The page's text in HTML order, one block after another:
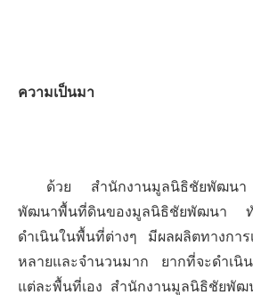
ความเป็นมา
ด้วย สำนักงานมูลนิธิชัยพัฒนา
พัฒนาพื้นที่ดินของมูลนิธิชัยพัฒนา
ดำเนินในพื้นที่ต่างๆ มีผลผลิตทางกา
หลายและจำนวนมาก ยากที่จะดำเนิ
แต่ละพื้นที่เอง สำนักงานมูลนิธิชัยพัฒ